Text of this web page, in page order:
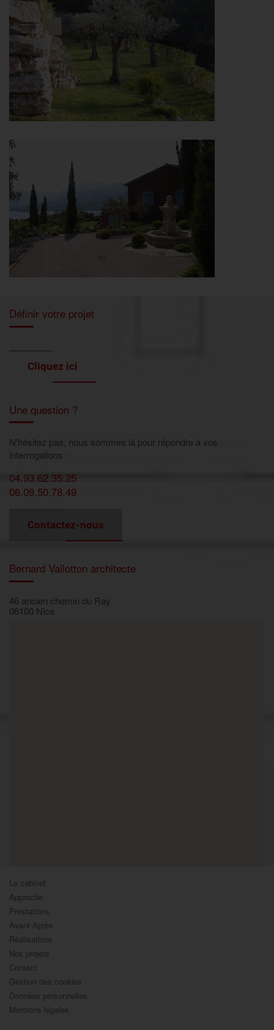
Définir votre projet
Cliquez ici
Une question ?
N'hésitez pas, nous sommes là pour répondre à vos
interrogations :
04.93.62.35.25
06.09.50.78.49
Contactez-nous
Bernard Vallotton architecte
46 ancien chemin du Ray
06100 Nice
Le cabinet
Approche
Prestations
Avant-Après
Réalisations
Nos projets
Contact
Gestion des cookies
Données personnelles
Mentions légales